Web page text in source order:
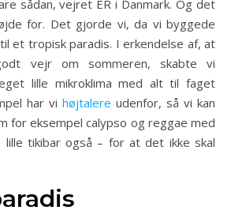
sådan, vejret ER i Danmark. Og det
for. Det gjorde vi, da vi byggede
et tropisk paradis. I erkendelse af, at
vejr om sommeren, skabte vi
lille mikroklima med alt til faget
har vi højtalere udenfor, så vi kan
for eksempel calypso og reggae med
lille tikibar også – for at det ikke skal